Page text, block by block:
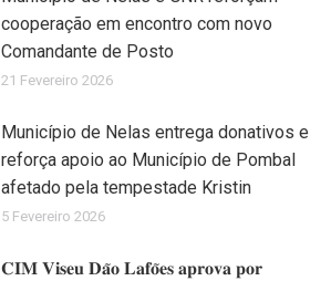
cooperação em encontro com novo
Comandante de Posto
21 Fevereiro 2026
Município de Nelas entrega donativos e
reforça apoio ao Município de Pombal
afetado pela tempestade Kristin
5 Fevereiro 2026
𝐂𝐈𝐌 𝐕𝐢𝐬𝐞𝐮 𝐃𝐚̃𝐨 𝐋𝐚𝐟𝐨̃𝐞𝐬 𝐚𝐩𝐫𝐨𝐯𝐚 𝐩𝐨𝐫